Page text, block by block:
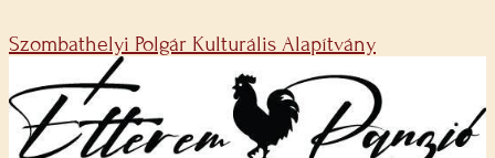
Szombathelyi Polgár Kulturális Alapítvány